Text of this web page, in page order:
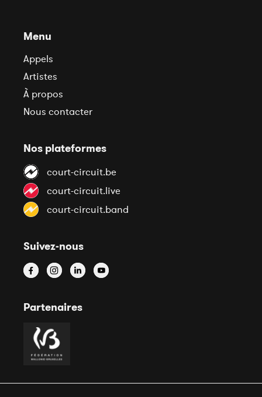
Menu
Appels
Artistes
À propos
Nous contacter
Nos plateformes
court-circuit.be
court-circuit.live
court-circuit.band
Suivez-nous
Partenaires